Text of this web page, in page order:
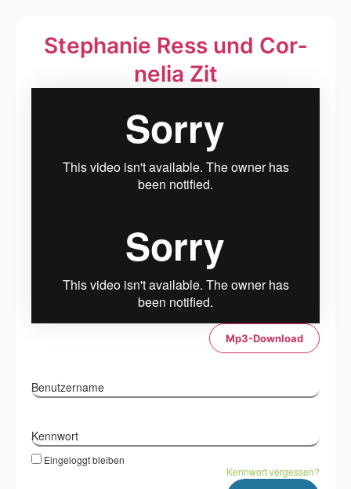
Ste­pha­nie Ress und Cor­
ne­lia Zit
Mp3-Download
Benutzername
Kennwort
Eingeloggt bleiben
Kennwort vergessen?